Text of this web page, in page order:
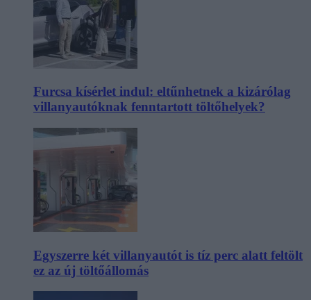
Furcsa kísérlet indul: eltűnhetnek a kizárólag
villanyautóknak fenntartott töltőhelyek?
Egyszerre két villanyautót is tíz perc alatt feltölt
ez az új töltőállomás